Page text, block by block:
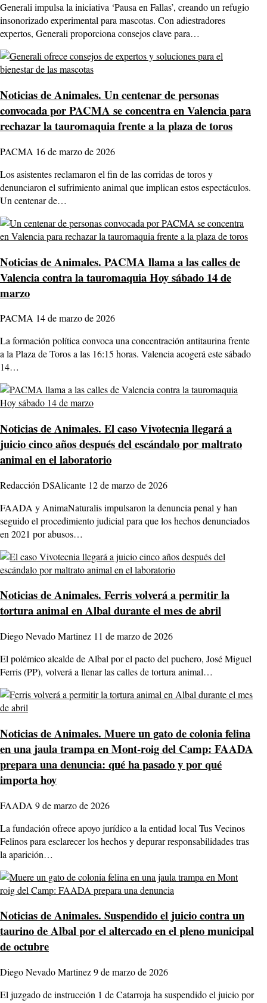
Generali impulsa la iniciativa ‘Pausa en Fallas’, creando un refugio
insonorizado experimental para mascotas. Con adiestradores
expertos, Generali proporciona consejos clave para…
Noticias de Animales. Un centenar de personas
convocada por PACMA se concentra en Valencia para
rechazar la tauromaquia frente a la plaza de toros
PACMA 16 de marzo de 2026
Los asistentes reclamaron el fin de las corridas de toros y
denunciaron el sufrimiento animal que implican estos espectáculos.
Un centenar de…
Noticias de Animales. PACMA llama a las calles de
Valencia contra la tauromaquia Hoy sábado 14 de
marzo
PACMA 14 de marzo de 2026
La formación política convoca una concentración antitaurina frente
a la Plaza de Toros a las 16:15 horas. Valencia acogerá este sábado
14…
Noticias de Animales. El caso Vivotecnia llegará a
juicio cinco años después del escándalo por maltrato
animal en el laboratorio
Redacción DSAlicante 12 de marzo de 2026
FAADA y AnimaNaturalis impulsaron la denuncia penal y han
seguido el procedimiento judicial para que los hechos denunciados
en 2021 por abusos…
Noticias de Animales. Ferris volverá a permitir la
tortura animal en Albal durante el mes de abril
Diego Nevado Martinez 11 de marzo de 2026
El polémico alcalde de Albal por el pacto del puchero, José Miguel
Ferris (PP), volverá a llenar las calles de tortura animal…
Noticias de Animales. Muere un gato de colonia felina
en una jaula trampa en Mont-roig del Camp: FAADA
prepara una denuncia: qué ha pasado y por qué
importa hoy
FAADA 9 de marzo de 2026
La fundación ofrece apoyo jurídico a la entidad local Tus Vecinos
Felinos para esclarecer los hechos y depurar responsabilidades tras
la aparición…
Noticias de Animales. Suspendido el juicio contra un
taurino de Albal por el altercado en el pleno municipal
de octubre
Diego Nevado Martinez9 de marzo de 2026
El juzgado de instrucción 1 de Catarroja ha suspendido el juicio por